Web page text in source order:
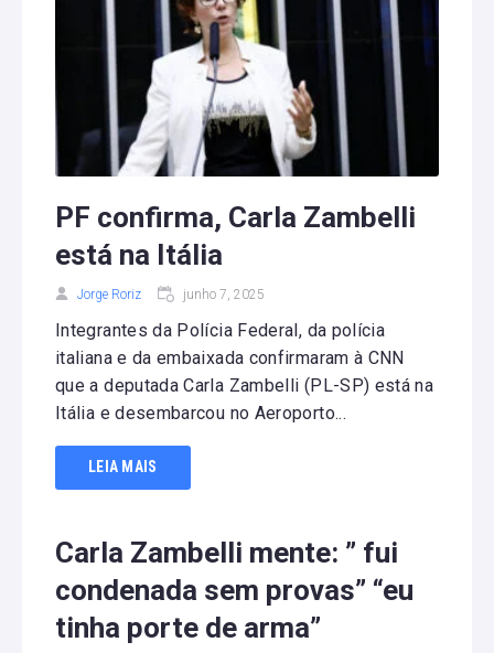
PF confirma, Carla Zambelli
está na Itália
Jorge Roriz junho 7, 2025
Integrantes da Polícia Federal, da polícia
italiana e da embaixada confirmaram à CNN
que a deputada Carla Zambelli (PL-SP) está na
Itália e desembarcou no Aeroporto...
LEIA MAIS
Carla Zambelli mente: ” fui
condenada sem provas” “eu
tinha porte de arma”